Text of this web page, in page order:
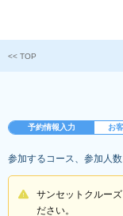
<< TOP
予約情報入力 お
参加するコース、参加人
サンセットクルー
ださい。